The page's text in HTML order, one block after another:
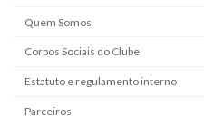
Quem Somos
Corpos Sociais do Clube
Estatuto e regulamento interno
Parceiros